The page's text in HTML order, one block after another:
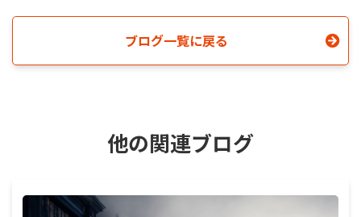
ブログ一覧に戻る
他の関連ブログ